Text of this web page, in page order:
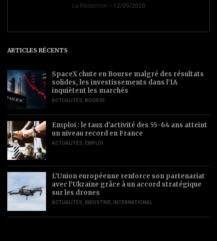
La Rédaction 12/05/2020
ARTICLES RÉCENTS
SpaceX chute en Bourse malgré des résultats
solides, les investissements dans l’IA
inquiètent les marchés
ACTUALITÉS BOURSE
Emploi : le taux d’activité des 55-64 ans atteint
un niveau record en France
ACTUALITÉS EMPLOI
L’Union européenne renforce son partenariat
avec l’Ukraine grâce à un accord stratégique
sur les drones
ACTUALITÉS INDUSTRIE INTERNATIONAL